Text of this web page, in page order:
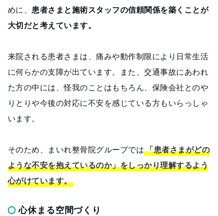
めに、患者さまと施術スタッフの信頼関係を築くことが
大切だと考えています。
来院される患者さまは、痛みや動作制限により日常生活
に何らかの支障が出ています。また、交通事故にあわれ
た方の中には、怪我のことはもちろん、保険会社とのや
りとりや今後の対応に不安を感じている方もいらっしゃ
います。
そのため、まいれ整骨院グループでは「患者さまがどの
ような不安を抱えているのか」をしっかり理解するよう
心がけています。
心休まる空間づくり